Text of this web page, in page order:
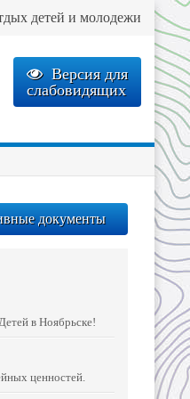
Версия для
слабовидящих
детей и молодежи
документы
в Ноябрьске!
ценностей.